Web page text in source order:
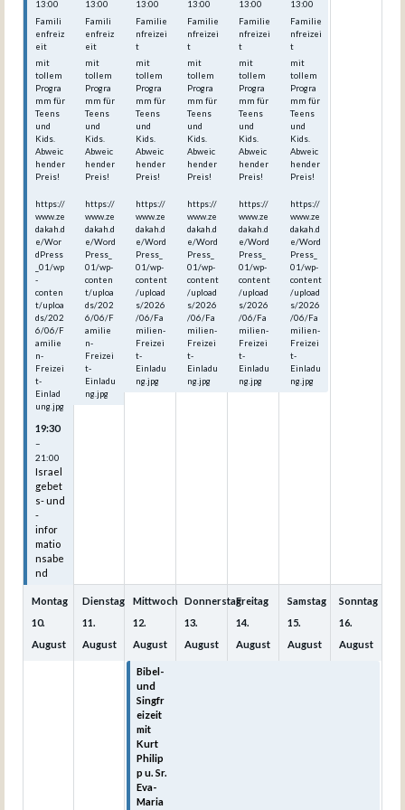
13:00
Famili
enfreiz
eit
mit
tollem
Progra
mm für
Teens
und
Kids.
Abweic
hender
Preis!
https://
www.ze
dakah.d
e/Wor
dPress
_01/wp
-
conten
t/uploa
ds/202
6/06/F
amilie
n-
Freizei
t-
Einlad
ung.jpg
19:30
–
21:00
Israel
gebet
s- und
-
infor
matio
nsabe
nd
13:00
Famili
enfreiz
eit
mit
tollem
Progra
mm für
Teens
und
Kids.
Abweic
hender
Preis!
https://
www.ze
dakah.d
e/Word
Press_
01/wp-
conten
t/uploa
ds/202
6/06/F
amilie
n-
Freizei
t-
Einladu
ng.jpg
13:00
Familie
nfreizei
t
mit
tollem
Progra
mm für
Teens
und
Kids.
Abweic
hender
Preis!
https://
www.ze
dakah.d
e/Word
Press_
01/wp-
content
/upload
s/2026
/06/Fa
milien-
Freizei
t-
Einladu
ng.jpg
13:00
Familie
nfreizei
t
mit
tollem
Progra
mm für
Teens
und
Kids.
Abweic
hender
Preis!
https://
www.ze
dakah.d
e/Word
Press_
01/wp-
content
/upload
s/2026
/06/Fa
milien-
Freizei
t-
Einladu
ng.jpg
13:00
Familie
nfreizei
t
mit
tollem
Progra
mm für
Teens
und
Kids.
Abweic
hender
Preis!
https://
www.ze
dakah.d
e/Word
Press_
01/wp-
content
/upload
s/2026
/06/Fa
milien-
Freizei
t-
Einladu
ng.jpg
13:00
Familie
nfreizei
t
mit
tollem
Progra
mm für
Teens
und
Kids.
Abweic
hender
Preis!
https://
www.ze
dakah.d
e/Word
Press_
01/wp-
content
/upload
s/2026
/06/Fa
milien-
Freizei
t-
Einladu
ng.jpg
Montag
10.
August
Dienstag
11.
August
Mittwoch
12.
August
Bibel-
und
Singfr
eizeit
mit
Kurt
Philip
p u. Sr.
Eva-
Maria
Donnerstag
13.
August
Freitag
14.
August
Samstag
15.
August
Sonntag
16.
August